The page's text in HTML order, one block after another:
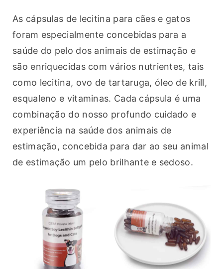
As cápsulas de lecitina para cães e gatos
foram especialmente concebidas para a
saúde do pelo dos animais de estimação e
são enriquecidas com vários nutrientes, tais
como lecitina, ovo de tartaruga, óleo de krill,
esqualeno e vitaminas. Cada cápsula é uma
combinação do nosso profundo cuidado e
experiência na saúde dos animais de
estimação, concebida para dar ao seu animal
de estimação um pelo brilhante e sedoso.